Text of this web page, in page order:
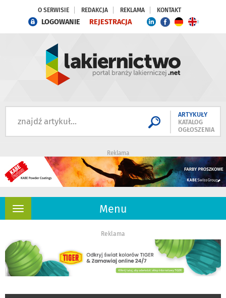
O SERWISIE REDAKCJA REKLAMA KONTAKT
LOGOWANIE REJESTRACJA
ARTYKUŁY
KATALOG
OGŁOSZENIA
Reklama
Menu
Rozwiń
Reklama